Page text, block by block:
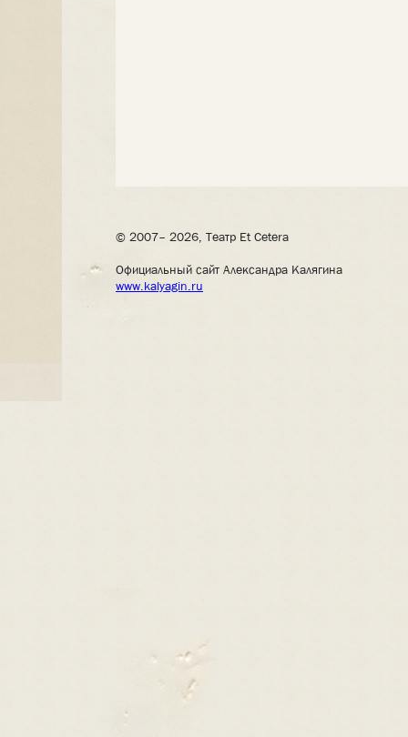
© 2007– 2026, Театр Et Cetera
Официальный сайт Александра Калягина
www.kalyagin.ru